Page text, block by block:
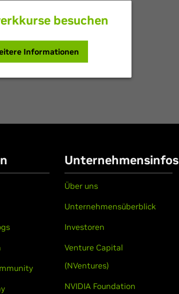
besuchen
Informationen
Unternehmensinfos
Über uns
Unternehmensüberblick
Investoren
Venture Capital
(NVentures)
NVIDIA Foundation